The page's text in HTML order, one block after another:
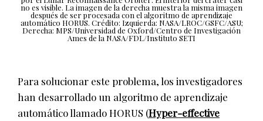
no es visible. La imagen de la derecha muestra la misma imagen
después de ser procesada con el algoritmo de aprendizaje
automático HORUS. Crédito: Izquierda: NASA/LROC/GSFC/ASU;
Derecha: MPS/Universidad de Oxford/Centro de Investigación
Ames de la NASA/FDL/Instituto SETI
Para solucionar este problema, los investigadores
han desarrollado un algoritmo de aprendizaje
automático llamado HORUS (Hyper-effective